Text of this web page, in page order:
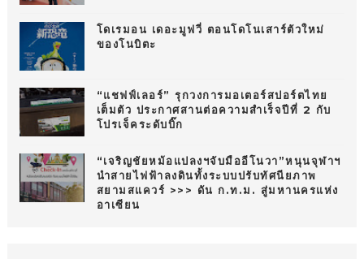
โดเรมอน เดอะมูฟวี่ ตอนโดโนเสาร์ตัวใหม่
ของโนบิตะ
“แชฟฟ์เลอร์” รุกวงการมอเตอร์สปอร์ตไทย
เต็มตัว ประกาศสานต่อความสำเร็จปีที่ 2 กับ
โปรเจ็คระดับบิ๊ก
“เจริญชัยหม้อแปลงฯจับมืออีโนวา”หนุนจุฬาฯ
นำสายไฟฟ้าลงดินทั้งระบบปรับทัศนียภาพ
สยามสแควร์ >>> ดัน ก.ท.ม. สู่มหานครแห่ง
อาเซียน